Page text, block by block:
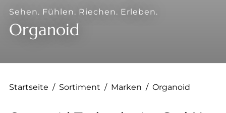
Sehen. Fühlen. Riechen. Erleben.
Organoid
Startseite / Sortiment / Marken / Organoid